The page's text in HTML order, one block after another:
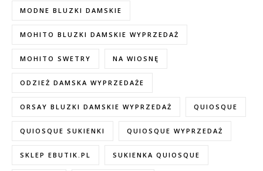
MODNE BLUZKI DAMSKIE
MOHITO BLUZKI DAMSKIE WYPRZEDAŻ
MOHITO SWETRY NA WIOSNĘ
ODZIEŻ DAMSKA WYPRZEDAŻE
ORSAY BLUZKI DAMSKIE WYPRZEDAŻ QUIOSQUE
QUIOSQUE SUKIENKI QUIOSQUE WYPRZEDAŻ
SKLEP EBUTIK.PL SUKIENKA QUIOSQUE